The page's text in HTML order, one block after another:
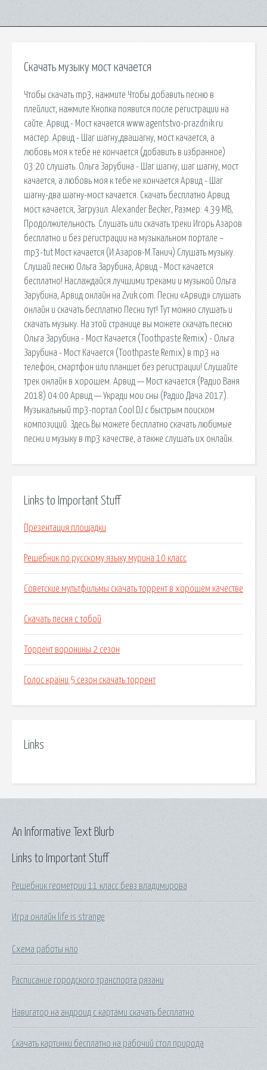
Скачать музыку мост качается
Чтобы скачать mp3, нажмите Чтобы добавить песню в
плейлист, нажмите Кнопка появится после регистрации на
сайте. Арвид - Мост качается www.agentstvo-prazdnik.ru
мастер. Арвид - Шаг шагну,двашагну, мост качается, а
любовь моя к тебе не кончается (добавить в избранное)
03:20 слушать. Ольга Зарубина - Шаг шагну, шаг шагну, мост
качается, а любовь моя к тебе не кончается Арвид - Шаг
шагну-два шагну-мост качается. Скачать бесплатно Арвид
мост качается, Загрузил: Alexander Becker, Размер: 4.39 MB,
Продолжительность. Слушать или скачать треки Игорь Азаров
бесплатно и без регистрации на музыкальном портале –
mp3-tut Мост качается (И.Азаров-М.Танич) Слушать музыку.
Слушай песню Ольга Зарубина, Арвид - Мост качается
бесплатно! Наслаждайся лучшими треками и музыкой Ольга
Зарубина, Арвид онлайн на Zvuk.com. Песни «Арвид» слушать
онлайн и скачать бесплатно Песни тут! Тут можно слушать и
скачать музыку. На этой странице вы можете скачать песню
Ольга Зарубина - Мост Качается (Toothpaste Remix) - Ольга
Зарубина - Мост Качается (Toothpaste Remix) в mp3 на
телефон, смартфон или планшет без регистрации! Слушайте
трек онлайн в хорошем. Арвид — Мост качается (Радио Ваня
2018) 04:00 Арвид — Укради мои сны (Радио Дача 2017).
Музыкальный mp3-портал Cool.DJ с быстрым поиском
композиций. Здесь Вы можете бесплатно скачать любимые
песни и музыку в mp3 качестве, а также слушать их онлайн.
Links to Important Stuff
Презентация площадки
Решебник по русскому языку мурина 10 класс
Советские мультфильмы скачать торрент в хорошем качестве
Скачать песня с тобой
Торрент воронины 2 сезон
Голос країни 5 сезон скачать торрент
Links
Links to Important Stuff
Решебник геометрии 11 класс бевз владимирова
Игра онлайн life is strange
Схема работы нло
Расписание городского транспорта рязани
Навигатор на андроид с картами скачать бесплатно
Скачать картинки бесплатно на рабочий стол природа
An Informative Text Blurb